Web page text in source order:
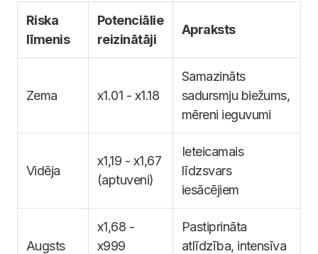
Riska
līmenis
Potenciālie
reizinātāji
Apraksts
Zema x1.01 - x1.18
Samazināts
sadursmju biežums,
mēreni ieguvumi
Vidēja
x1,19 - x1,67
(aptuveni)
Ieteicamais
līdzsvars
iesācējiem
Augsts
x1,68 -
x999
Pastiprināta
atlīdzība, intensīva